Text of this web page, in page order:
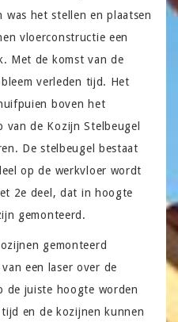
het stellen en plaatsen
vloerconstructie een
Met de komst van de
verleden tijd. Het
boven het
van de Kozijn Stelbeugel
De stelbeugel bestaat
op de werkvloer wordt
2e deel, dat in hoogte
gemonteerd.
gemonteerd
een laser over de
de juiste hoogte worden
en de kozijnen kunnen